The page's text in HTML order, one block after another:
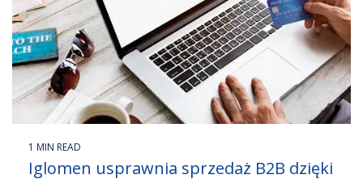
1 MIN READ
Iglomen usprawnia sprzedaż B2B dzięki